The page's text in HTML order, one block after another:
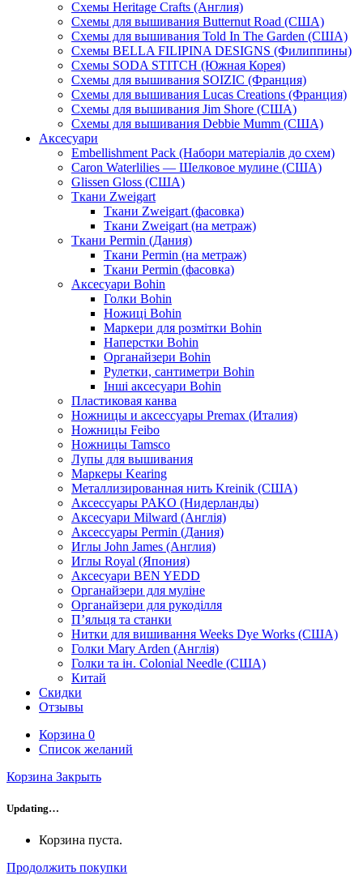
Схемы Heritage Crafts (Англия)
Схемы для вышивания Butternut Road (США)
Схемы для вышивания Told In The Garden (США)
Схемы BELLA FILIPINA DESIGNS (Филиппины)
Схемы SODA STITCH (Южная Корея)
Схемы для вышивания SOIZIC (Франция)
Схемы для вышивания Lucas Creations (Франция)
Схемы для вышивания Jim Shore (США)
Схемы для вышивания Debbie Mumm (США)
Аксесуари
Embellishment Pack (Набори матеріалів до схем)
Caron Waterlilies — Шелковое мулине (США)
Glissen Gloss (США)
Ткани Zweigart
Ткани Zweigart (фасовка)
Ткани Zweigart (на метраж)
Ткани Permin (Дания)
Ткани Permin (на метраж)
Ткани Permin (фасовка)
Аксесуари Bohin
Голки Bohin
Ножиці Bohin
Маркери для розмітки Bohin
Наперстки Bohin
Органайзери Bohin
Рулетки, сантиметри Bohin
Інші аксесуари Bohin
Пластиковая канва
Ножницы и аксессуары Premax (Италия)
Ножницы Feibo
Ножницы Tamsco
Лупы для вышивания
Маркеры Kearing
Металлизированная нить Kreinik (США)
Аксессуары PAKO (Нидерланды)
Аксесуари Milward (Англія)
Аксессуары Permin (Дания)
Иглы John James (Англия)
Иглы Royal (Япония)
Аксесуари BEN YEDD
Органайзери для муліне
Органайзери для рукоділля
П’яльця та станки
Нитки для вишивання Weeks Dye Works (США)
Голки Mary Arden (Англія)
Голки та ін. Colonial Needle (США)
Китай
Скидки
Отзывы
Корзина 0
Список желаний
Корзина Закрыть
Updating…
Корзина пуста.
Продолжить покупки